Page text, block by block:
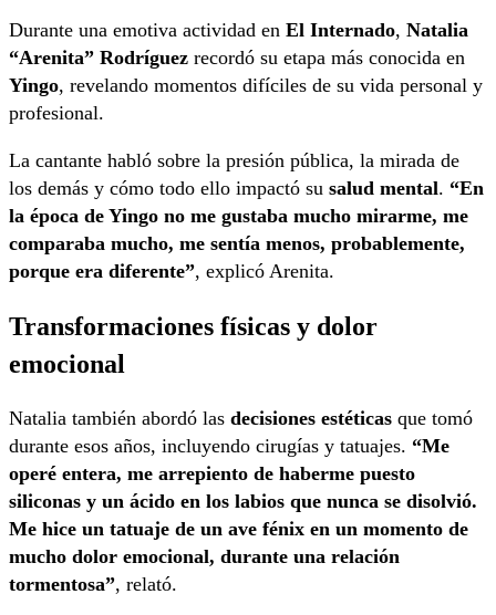
Durante una emotiva actividad en El Internado, Natalia
“Arenita” Rodríguez recordó su etapa más conocida en
Yingo, revelando momentos difíciles de su vida personal y
profesional.
La cantante habló sobre la presión pública, la mirada de
los demás y cómo todo ello impactó su salud mental. “En
la época de Yingo no me gustaba mucho mirarme, me
comparaba mucho, me sentía menos, probablemente,
porque era diferente”, explicó Arenita.
Transformaciones físicas y dolor
emocional
Natalia también abordó las decisiones estéticas que tomó
durante esos años, incluyendo cirugías y tatuajes. “Me
operé entera, me arrepiento de haberme puesto
siliconas y un ácido en los labios que nunca se disolvió.
Me hice un tatuaje de un ave fénix en un momento de
mucho dolor emocional, durante una relación
tormentosa”, relató.